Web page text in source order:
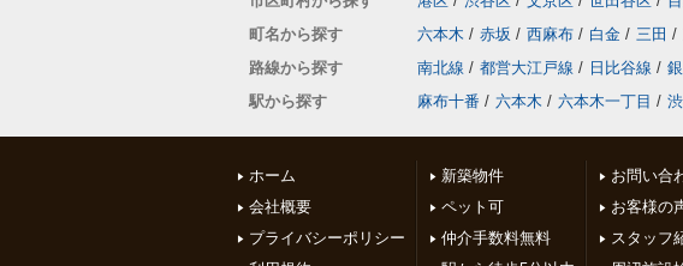
町名から探す
六本木 / 赤坂 / 西麻布 / 白金 / 三田 /
路線から探す
南北線 / 都営大江戸線 / 日比谷線 /
駅から探す
麻布十番 / 六本木 / 六本木一丁目 /
ホーム
会社概要
プライバシーポリシー
新築物件
ペット可
仲介手数料無料
お問い合
お客様の
スタッフ